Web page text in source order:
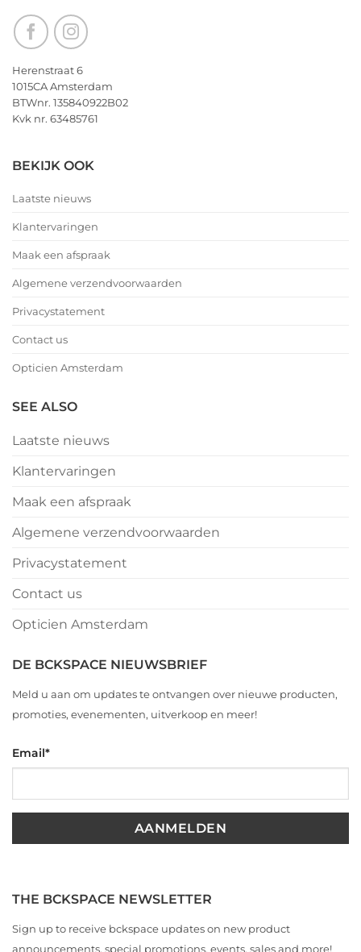
Herenstraat 6
1015CA Amsterdam
BTWnr. 135840922B02
Kvk nr. 63485761
BEKIJK OOK
Laatste nieuws
Klantervaringen
Maak een afspraak
Algemene verzendvoorwaarden
Privacystatement
Contact us
Opticien Amsterdam
SEE ALSO
Laatste nieuws
Klantervaringen
Maak een afspraak
Algemene verzendvoorwaarden
Privacystatement
Contact us
Opticien Amsterdam
DE BCKSPACE NIEUWSBRIEF
Meld u aan om updates te ontvangen over nieuwe producten,
promoties, evenementen, uitverkoop en meer!
Email*
THE BCKSPACE NEWSLETTER
Sign up to receive bckspace updates on new product
announcements, special promotions, events, sales and more!